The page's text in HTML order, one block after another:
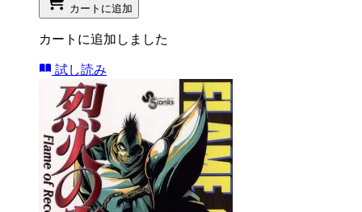
カートに追加
カートに追加しました
試し読み